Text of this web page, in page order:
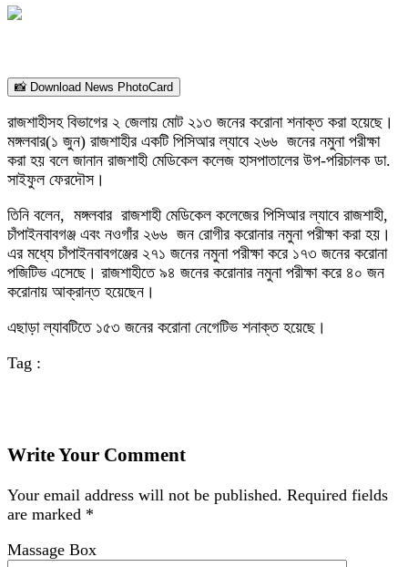
📸 Download News PhotoCard
রাজশাহীসহ বিভাগের ২ জেলায় মোট ২১৩ জনের করোনা শনাক্ত করা হয়েছে।
মঙ্গলবার(১ জুন) রাজশাহীর একটি পিসিআর ল্যাবে ২৬৬ জনের নমুনা পরীক্ষা
করা হয় বলে জানান রাজশাহী মেডিকেল কলেজ হাসপাতালের উপ-পরিচালক ডা.
সাইফুল ফেরদৌস।
তিনি বলেন, মঙ্গলবার রাজশাহী মেডিকেল কলেজের পিসিআর ল্যাবে রাজশাহী,
চাঁপাইনবাবগঞ্জ এবং নওগাঁর ২৬৬ জন রোগীর করোনার নমুনা পরীক্ষা করা হয়।
এর মধ্যে চাঁপাইনবাবগঞ্জের ২৭১ জনের নমুনা পরীক্ষা করে ১৭৩ জনের করোনা
পজিটিভ এসেছে। রাজশাহীতে ৯৪ জনের করোনার নমুনা পরীক্ষা করে ৪০ জন
করোনায় আক্রান্ত হয়েছেন।
এছাড়া ল্যাবটিতে ১৫৩ জনের করোনা নেগেটিভ শনাক্ত হয়েছে।
Tag :
Write Your Comment
Your email address will not be published. Required fields
are marked *
Massage Box